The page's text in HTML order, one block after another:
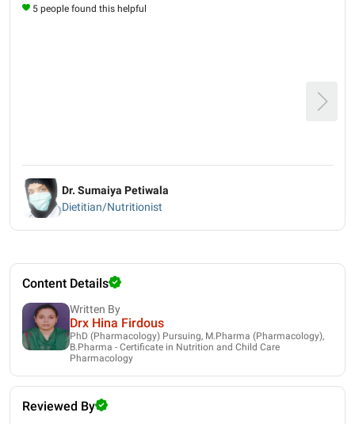
5 people found this helpful
Dr. Sumaiya Petiwala
Dietitian/Nutritionist
Content Details
Written By
Drx Hina Firdous
PhD (Pharmacology) Pursuing, M.Pharma (Pharmacology),
B.Pharma - Certificate in Nutrition and Child Care
Pharmacology
Reviewed By